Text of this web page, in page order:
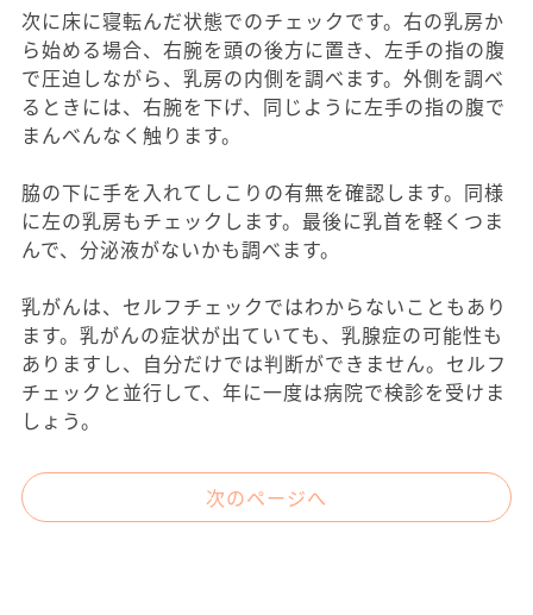
次に床に寝転んだ状態でのチェックです。右の乳房か
ら始める場合、右腕を頭の後方に置き、左手の指の腹
で圧迫しながら、乳房の内側を調べます。外側を調べ
るときには、右腕を下げ、同じように左手の指の腹で
まんべんなく触ります。
脇の下に手を入れてしこりの有無を確認します。同様
に左の乳房もチェックします。最後に乳首を軽くつま
んで、分泌液がないかも調べます。
乳がんは、セルフチェックではわからないこともあり
ます。乳がんの症状が出ていても、乳腺症の可能性も
ありますし、自分だけでは判断ができません。セルフ
チェックと並行して、年に一度は病院で検診を受けま
しょう。
次のページへ